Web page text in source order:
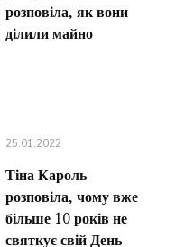
розповіла, як вони
ділили майно
25.01.2022
Тіна Кароль
розповіла, чому вже
більше 10 років не
святкує свій День